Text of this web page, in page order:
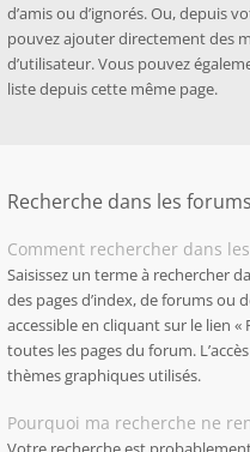
d’amis ou d’ignorés. Ou, depuis
pouvez ajouter directement des
d’utilisateur. Vous pouvez
liste depuis cette même page.
Recherche dans les forums
Comment rechercher dans
Saisissez un terme à rechercher
des pages d’index, de forums ou
accessible en cliquant sur le lien
toutes les pages du forum.
thèmes graphiques utilisés.
Pourquoi ma recherche ne